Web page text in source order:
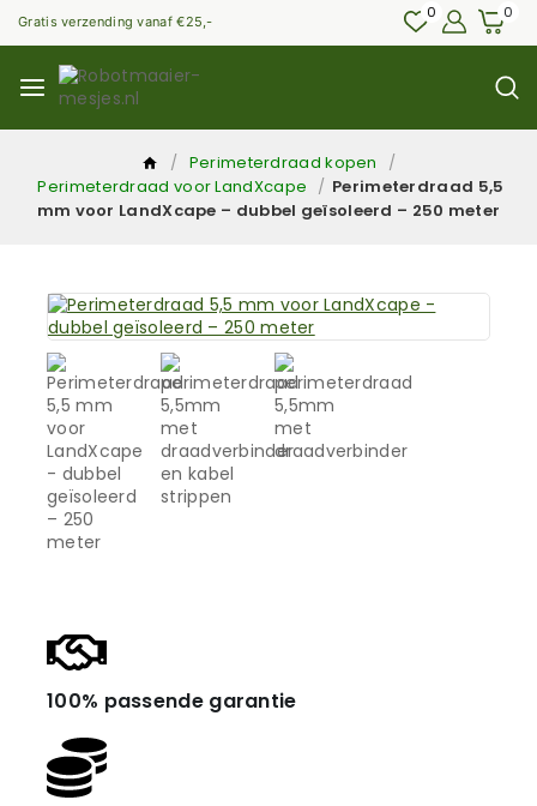
Gratis verzending vanaf €25,- 0 0
/ Perimeterdraad kopen
/
Perimeterdraad voor LandXcape / Perimeterdraad 5,5
mm voor LandXcape – dubbel geïsoleerd – 250 meter
100% passende garantie